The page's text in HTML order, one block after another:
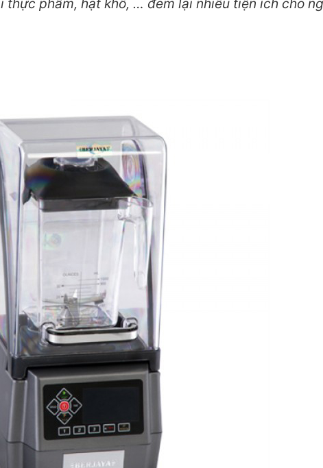
phẩm, hạt khô, … đem lại nhiều tiện ích cho